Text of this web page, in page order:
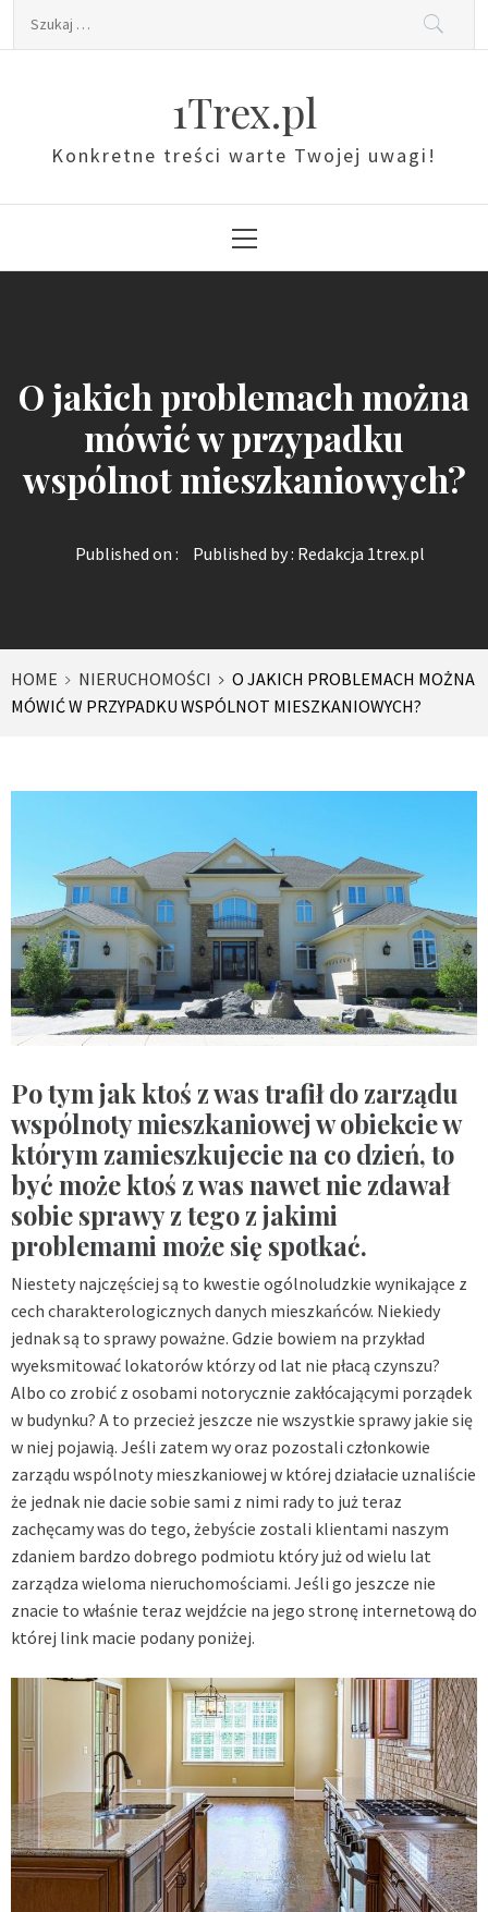
Szukaj:
1Trex.pl
Konkretne treści warte Twojej uwagi!
Menu
O jakich problemach można
mówić w przypadku
wspólnot mieszkaniowych?
Published on : Published by : Redakcja 1trex.pl
HOME NIERUCHOMOŚCI
O JAKICH PROBLEMACH MOŻNA
MÓWIĆ W PRZYPADKU WSPÓLNOT MIESZKANIOWYCH?
Po tym jak ktoś z was trafił do zarządu
wspólnoty mieszkaniowej w obiekcie w
którym zamieszkujecie na co dzień, to
być może ktoś z was nawet nie zdawał
sobie sprawy z tego z jakimi
problemami może się spotkać.
Niestety najczęściej są to kwestie ogólnoludzkie wynikające z
cech charakterologicznych danych mieszkańców. Niekiedy
jednak są to sprawy poważne. Gdzie bowiem na przykład
wyeksmitować lokatorów którzy od lat nie płacą czynszu?
Albo co zrobić z osobami notorycznie zakłócającymi porządek
w budynku? A to przecież jeszcze nie wszystkie sprawy jakie się
w niej pojawią. Jeśli zatem wy oraz pozostali członkowie
zarządu wspólnoty mieszkaniowej w której działacie uznaliście
że jednak nie dacie sobie sami z nimi rady to już teraz
zachęcamy was do tego, żebyście zostali klientami naszym
zdaniem bardzo dobrego podmiotu który już od wielu lat
zarządza wieloma nieruchomościami. Jeśli go jeszcze nie
znacie to właśnie teraz wejdźcie na jego stronę internetową do
której link macie podany poniżej.